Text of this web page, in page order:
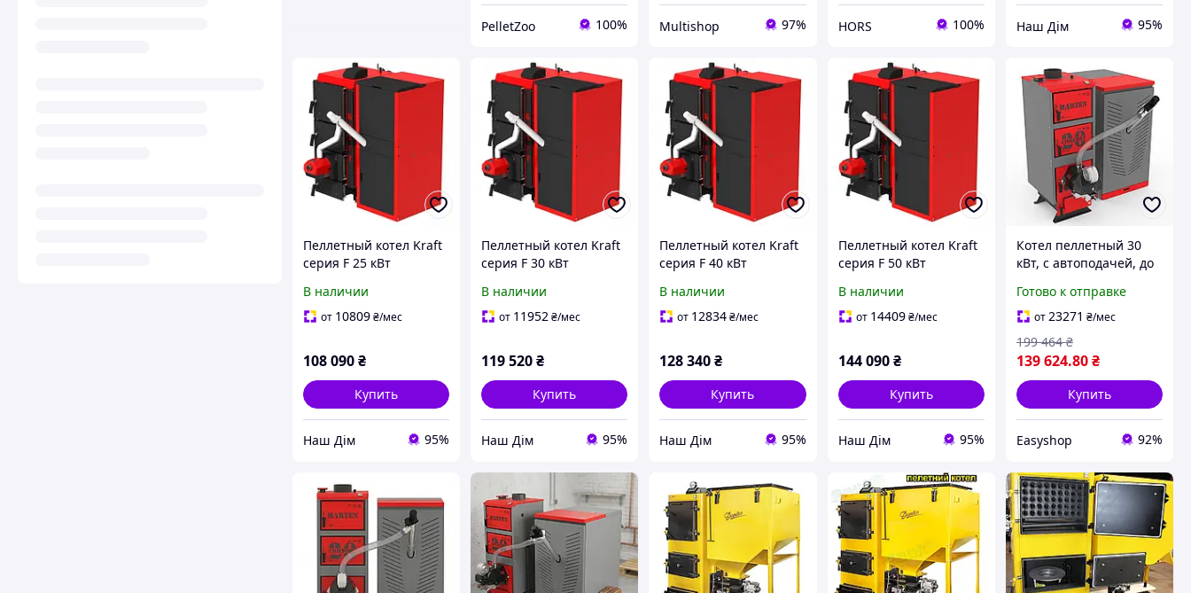
PelletZoo 100% Multishop 97% HORS 100% Наш Дім 95%
Пеллетный котел Kraft
серия F 25 кВт
В наличии
от 10809₴/мес
108 090₴
Купить
Наш Дім 95%
Пеллетный котел Kraft
серия F 30 кВт
В наличии
от 11952 ₴/мес
119 520₴
Купить
Наш Дім 95%
Пеллетный котел Kraft
серия F 40 кВт
В наличии
от 12834₴/мес
128 340₴
Купить
Наш Дім 95%
Пеллетный котел Kraft
серия F 50 кВт
В наличии
от 14409 ₴/мес
144 090 ₴
Купить
Наш Дім 95%
Котел пеллетный 30
кВт, с автоподачей, до
Твердотопливный
котел /
для отопления
Готово к отправке
от 23271 ₴/мес
139 624.80₴
199 464 ₴
Купить
Easyshop 92%